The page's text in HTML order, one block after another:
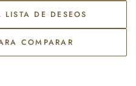
COMPARAR
DE DESEOS